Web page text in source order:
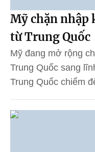
Mỹ chặn
từ Trung Quốc
Mỹ đang mở rộng
Trung Quốc sang
Trung Quốc chiếm